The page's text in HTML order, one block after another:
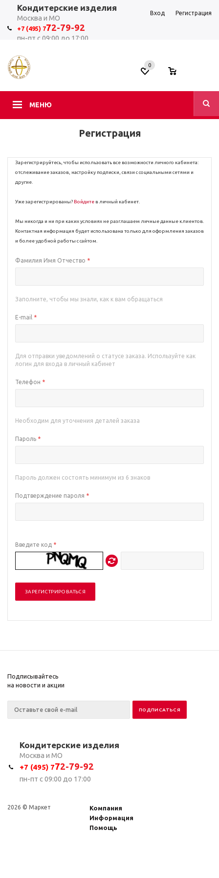
Кондитерские изделия
Москва и МО
+7 (495) 772-79-92
пн-пт с 09:00 до 17:00
Вход Регистрация
МЕНЮ
0
Регистрация
Зарегистрируйтесь, чтобы использовать все возможности личного кабинета:
отслеживание заказов, настройку подписки, связи с социальными сетями и
другие.
Уже зарегистрированы? Войдите в личный кабинет.
Мы никогда и ни при каких условиях не разглашаем личные данные клиентов.
Контактная информация будет использована только для оформления заказов
и более удобной работы с сайтом.
Фамилия Имя Отчество *
Заполните, чтобы мы знали, как к вам обращаться
E-mail *
Для отправки уведомлений о статусе заказа. Используйте как
логин для входа в личный кабинет
Телефон *
Необходим для уточнения деталей заказа
Пароль *
Пароль должен состоять минимум из 6 знаков
Подтверждение пароля *
Введите код *
ЗАРЕГИСТРИРОВАТЬСЯ
Подписывайтесь
на новости и акции
Кондитерские изделия
Москва и МО
+7 (495) 772-79-92
пн-пт с 09:00 до 17:00
2026 © Маркет
Компания
Информация
Помощь